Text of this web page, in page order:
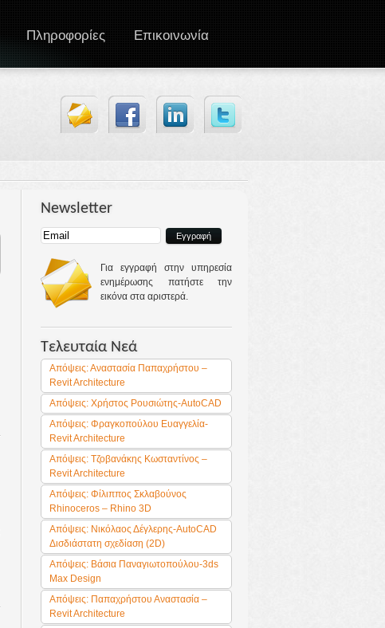
Πληροφορίες Επικοινωνία
Newsletter
Για εγγραφή στην υπηρεσία
ενημέρωσης πατήστε την
εικόνα στα αριστερά.
Τελευταία Νεά
Απόψεις: Αναστασία Παπαχρήστου –
Revit Architecture
Απόψεις: Χρήστος Ρουσιώτης-AutoCAD
Απόψεις: Φραγκοπούλου Ευαγγελία-
Revit Architecture
Απόψεις: Τζοβανάκης Κωσταντίνος –
Revit Architecture
Απόψεις: Φίλιππος Σκλαβούνος
Rhinoceros – Rhino 3D
Απόψεις: Νικόλαος Δέγλερης-AutoCAD
Δισδιάστατη σχεδίαση (2D)
Απόψεις: Βάσια Παναγιωτοπούλου-3ds
Max Design
Απόψεις: Παπαχρήστου Αναστασία –
Revit Architecture